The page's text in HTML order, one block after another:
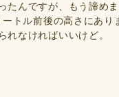
たんですが、もう諦め
トル前後の高さにあり
れなければいいけど。